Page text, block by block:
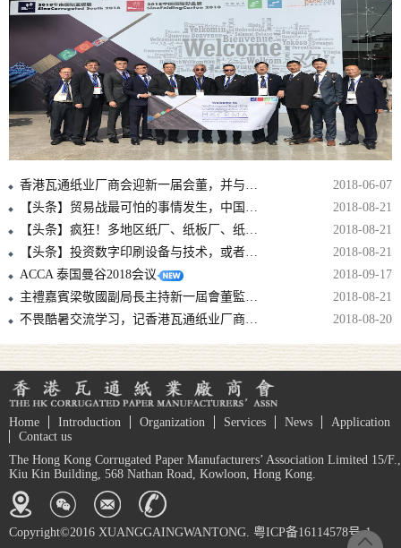
香港瓦通纸业厂商会迎新一届会董，并与中包联纸委会结战略合作伙伴！！
2018-06-07
【头条】贸易战最可怕的事情发生，中国拿美废再动刀，国废可能要涨上天！
2018-08-21
【头条】疯狂！多地区纸厂、纸板厂、纸箱厂纷纷发出5月涨价函！
2018-08-21
【头条】投资数字印刷设备与技术，或者至少准备投资，是避免落后的必要条件！
2018-08-21
ACCA 泰国曼谷2018会议
2018-09-17
主禮嘉賓梁敬國副局長主持新一屆會董監誓儀式
2018-08-21
不畏酷暑交流学习，记香港瓦通纸业厂商会华东2日考察参观行
2018-08-20
Home Introduction Organization Services News
Application
Contact us
The Hong Kong Corrugated Paper Manufacturers’ Association Limited 15/F.,
Kiu Kin Building, 568 Nathan Road, Kowloon, Hong Kong.
Copyright©2016 XUANGGAINGWANTONG. 粤ICP备16114578号-1